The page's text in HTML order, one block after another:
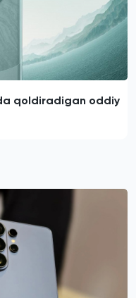
qoldiradigan oddiy